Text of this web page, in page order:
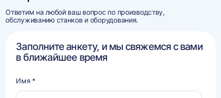
Ответим на любой ваш вопрос по производству,
обслуживанию станков и оборудования.
Заполните анкету, и мы свяжемся с вами
в ближайшее время
Имя *